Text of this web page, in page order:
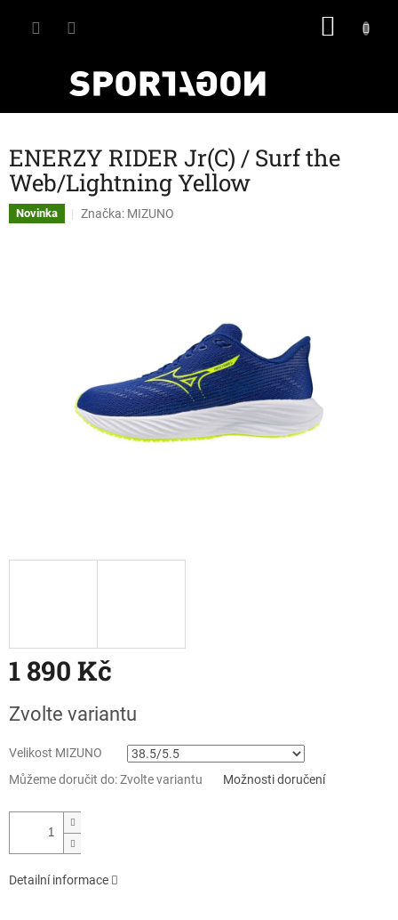
ENERZY RIDER Jr(C) / Surf the
Web/Lightning Yellow
Novinka Značka: MIZUNO
1 890 Kč
cena:
Zvolte variantu
Velikost MIZUNO
Můžeme doručit do:Zvolte variantu Možnosti doručení
Detailní informace